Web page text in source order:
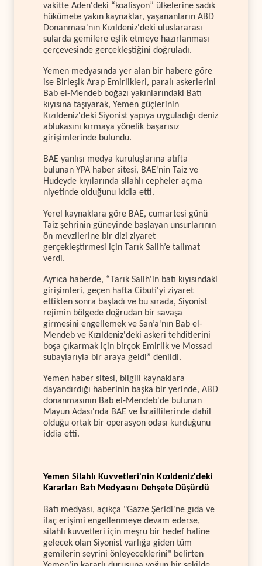
vakitte Aden'deki “koalisyon” ülkelerine sadık
hükümete yakın kaynaklar, yaşananların ABD
Donanması'nın Kızıldeniz'deki uluslararası
sularda gemilere eşlik etmeye hazırlanması
çerçevesinde gerçekleştiğini doğruladı.
Yemen medyasında yer alan bir habere göre
ise Birleşik Arap Emirlikleri, paralı askerlerini
Bab el-Mendeb boğazı yakınlarındaki Batı
kıyısına taşıyarak, Yemen güçlerinin
Kızıldeniz'deki Siyonist yapıya uyguladığı deniz
ablukasını kırmaya yönelik başarısız
girişimlerinde bulundu.
BAE yanlısı medya kuruluşlarına atıfta
bulunan YPA haber sitesi, BAE'nin Taiz ve
Hudeyde kıyılarında silahlı cepheler açma
niyetinde olduğunu iddia etti.
Yerel kaynaklara göre BAE, cumartesi günü
Taiz şehrinin güneyinde başlayan unsurlarının
ön mevzilerine bir dizi ziyaret
gerçekleştirmesi için Tarık Salih’e talimat
verdi.
Ayrıca haberde, “Tarık Salih'in batı kıyısındaki
girişimleri, geçen hafta Cibuti'yi ziyaret
ettikten sonra başladı ve bu sırada, Siyonist
rejimin bölgede doğrudan bir savaşa
girmesini engellemek ve San’a'nın Bab el-
Mendeb ve Kızıldeniz'deki askeri tehditlerini
boşa çıkarmak için birçok Emirlik ve Mossad
subaylarıyla bir araya geldi” denildi.
Yemen haber sitesi, bilgili kaynaklara
dayandırdığı haberinin başka bir yerinde, ABD
donanmasının Bab el-Mendeb'de bulunan
Mayun Adası'nda BAE ve İsraillilerinde dahil
olduğu ortak bir operasyon odası kurduğunu
iddia etti.
Yemen Silahlı Kuvvetleri'nin Kızıldeniz'deki
Kararları Batı Medyasını Dehşete Düşürdü
Batı medyası, açıkça "Gazze Şeridi'ne gıda ve
ilaç erişimi engellenmeye devam ederse,
silahlı kuvvetleri için meşru bir hedef haline
gelecek olan Siyonist varlığa giden tüm
gemilerin seyrini önleyeceklerini" belirten